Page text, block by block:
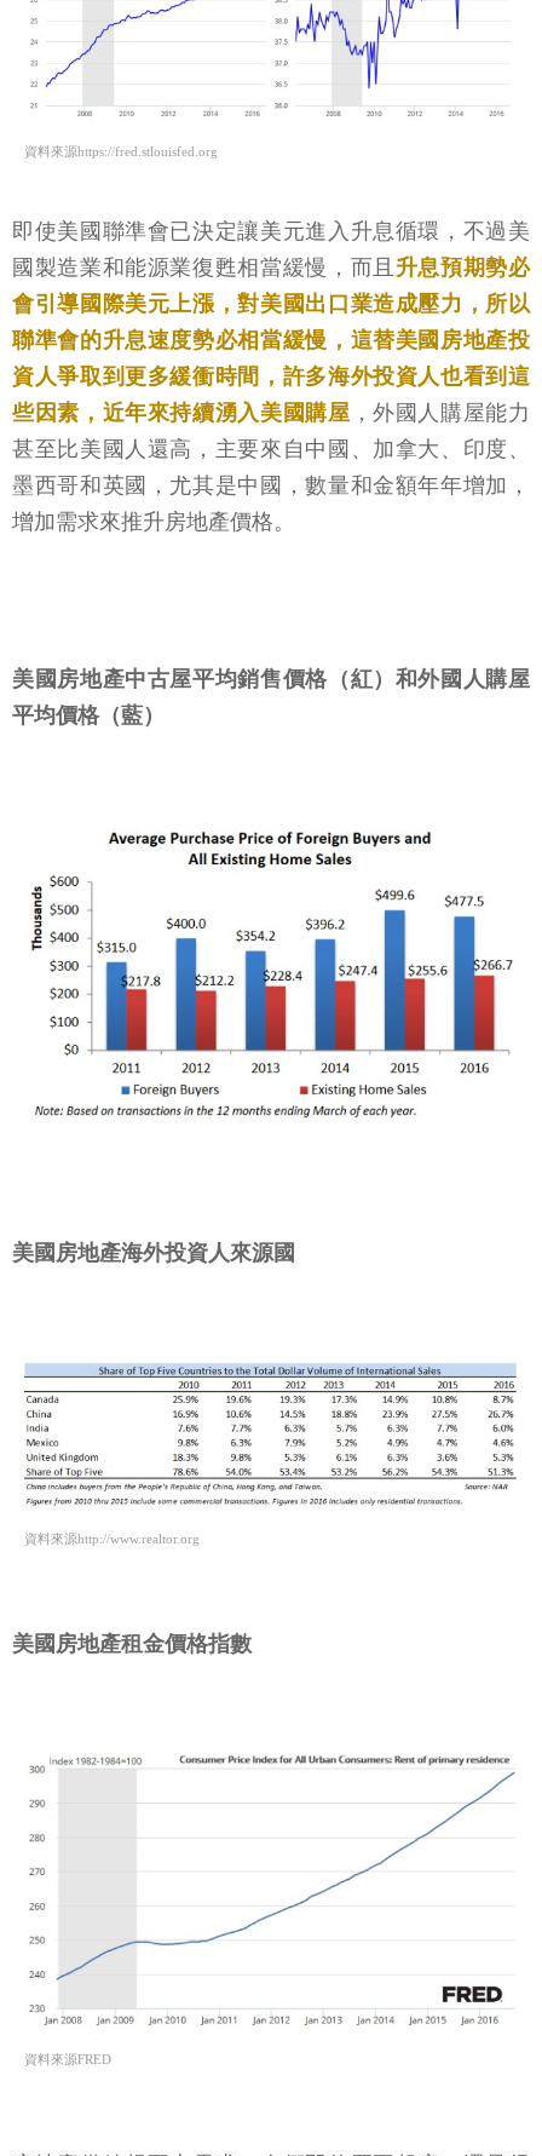
資料來源https://fred.stlouisfed.org
即使美國聯準會已決定讓美元進入升息循環，不過美
國製造業和能源業復甦相當緩慢，而且 升息預期勢必
會引導國際美元上漲，對美國出口業造成壓力，所以
聯準會的升息速度勢必相當緩慢，這替美國房地產投
資人爭取到更多緩衝時間，許多海外投資人也看到這
些因素，近年來持續湧入美國購屋 ，外國人購屋能力
甚至比美國人還高，主要來自中國、加拿大、印度、
墨西哥和英國，尤其是中國，數量和金額年年增加，
增加需求來推升房地產價格。
美國房地產中古屋平均銷售價格（紅）和外國人購屋
平均價格（藍）
美國房地產海外投資人來源國
資料來源http://www.realtor.org
美國房地產租金價格指數
資料來源FRED